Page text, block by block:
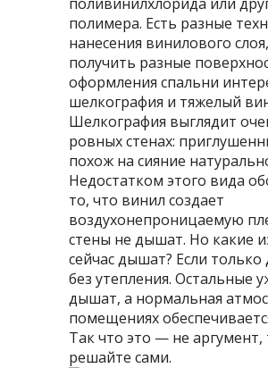
полимера. Есть разные
нанесения винилового
получить разные
оформления спальни
шелкография и тяжелый
Шелкография выглядит
ровных стенах:
похож на сияние
Недостатком этого вида
то, что винил создает
воздухонепроницаемую
стены не дышат. Но какие
сейчас дышат? Если
без утепления. Остальные
дышат, а нормальная
помещениях
Так что это — не
решайте сами.